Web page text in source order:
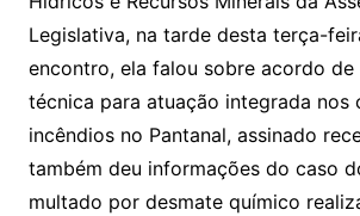
k p
g
e
c
o
m
M
ai
l
s
Legislativa, na tarde desta terça-
encontro, ela falou sobre acordo
técnica para atuação integrada nos
incêndios no Pantanal, assinado
também deu informações do caso
multado por desmate químico